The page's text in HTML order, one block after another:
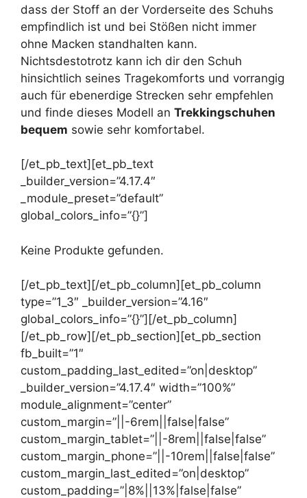
dass der Stoff an der Vorderseite des Schuhs
empfindlich ist und bei Stößen nicht immer
ohne Macken standhalten kann.
Nichtsdestotrotz kann ich dir den Schuh
hinsichtlich seines Tragekomforts und vorrangig
auch für ebenerdige Strecken sehr empfehlen
und finde dieses Modell an Trekkingschuhen
bequem sowie sehr komfortabel.
[/et_pb_text][et_pb_text
_builder_version=”4.17.4″
_module_preset=”default”
global_colors_info=”{}”]
Keine Produkte gefunden.
[/et_pb_text][/et_pb_column][et_pb_column
type=”1_3″ _builder_version=”4.16″
global_colors_info=”{}”][/et_pb_column]
[/et_pb_row][/et_pb_section][et_pb_section
fb_built=”1″
custom_padding_last_edited=”on|desktop”
_builder_version=”4.17.4″ width=”100%”
module_alignment=”center”
custom_margin=”||-6rem||false|false”
custom_margin_tablet=”||-8rem||false|false”
custom_margin_phone=”||-10rem||false|false”
custom_margin_last_edited=”on|desktop”
custom_padding=”|8%||13%|false|false”